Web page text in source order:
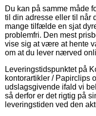
Du kan på samme måde
til din adresse eller til når
mange tilfælde en sjat
problemfri. Den mest
vise sig at være at hente
om at du lever nærved
Leveringstidspunktet på
kontorartikler / Papirclips
udslagsgivende ifald vi
så derfor er det rigtig på
leveringstiden ved den